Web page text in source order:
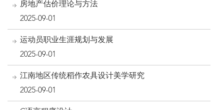
房地产估价理论与方法
2025-09-01
运动员职业生涯规划与发展
2025-09-01
江南地区传统稻作农具设计美学研究
2025-09-01